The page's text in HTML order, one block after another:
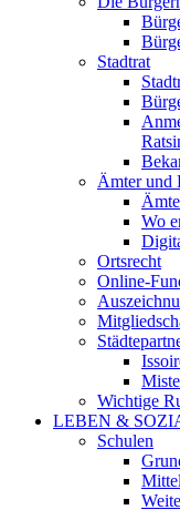
Stadtrat
Ämter und
Wo
Ortsrecht
Online-
Wichtige
LEBEN &
Schulen